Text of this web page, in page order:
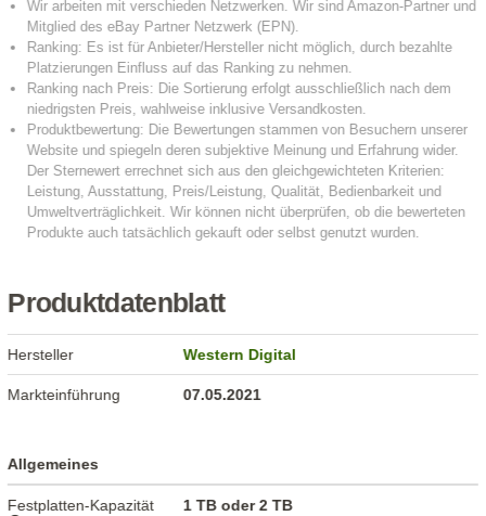
Produktdatenblatt
Hersteller Western Digital
Markteinführung 07.05.2021
Allgemeines
Festplatten-Kapazität 1 TB oder 2 TB